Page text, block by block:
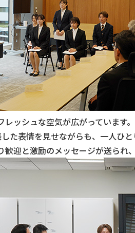
ッシュな空気が広がっています。
た表情を見せながらも、一人ひ
迎と激励のメッセージが送られ